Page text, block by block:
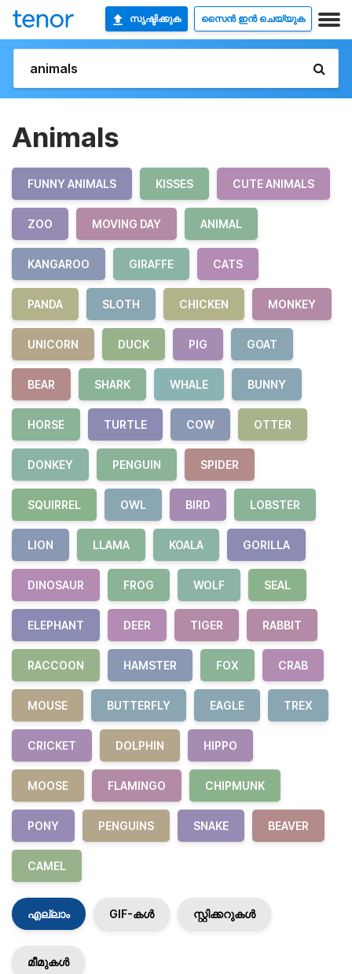
സൃഷ്ടിക്കുക സൈൻ ഇൻ ചെയ്യുക
Animals
FUNNY ANIMALS KISSES CUTE ANIMALS
ZOO MOVING DAY ANIMAL
KANGAROO GIRAFFE CATS
PANDA SLOTH CHICKEN MONKEY
UNICORN DUCK PIG GOAT
BEAR SHARK WHALE BUNNY
HORSE TURTLE COW OTTER
DONKEY PENGUIN SPIDER
SQUIRREL OWL BIRD LOBSTER
LION LLAMA KOALA GORILLA
DINOSAUR FROG WOLF SEAL
ELEPHANT DEER TIGER RABBIT
RACCOON HAMSTER FOX CRAB
MOUSE BUTTERFLY EAGLE TREX
CRICKET DOLPHIN HIPPO
MOOSE FLAMINGO CHIPMUNK
PONY PENGUINS SNAKE BEAVER
CAMEL
എല്ലാം GIF-കൾ സ്റ്റിക്കറുകൾ
മീമുകൾ